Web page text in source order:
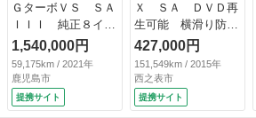
ＧターボＶＳ ＳＡ
ＩＩＩ 純正８イン
チナビ（フルセグＴ
Ｖ全方位モニター・
ＬＥＤヘッドライ
ト・両側電動パワー
スライドドア （車
1,540,000円
59,175km / 2021年
鹿児島市
提携サイト
Ｘ ＳＡ ＤＶＤ再
生可能 横滑り防止
システム イモビラ
イザー ターボ付
キーレスエントリ
ー パワーステアリ
ング 運転席エアバ
427,000円
151,549km / 2015年
西之表市
提携サイト